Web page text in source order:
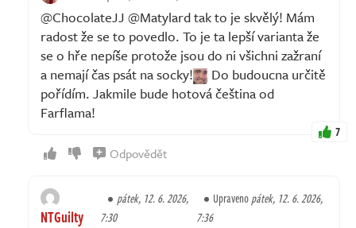
@ChocolateJJ @Matylard tak to je skvělý! Mám
radost že se to povedlo. To je ta lepší varianta že
se o hře nepíše protože jsou do ni všichni zažraní
a nemají čas psát na socky!
Do budoucna určitě
pořídím. Jakmile bude hotová čeština od
Farflama!
7
Odpovědět
NTGuilty
pátek, 12. 6. 2026,
7:30
Upravenopátek, 12. 6. 2026,
7:36